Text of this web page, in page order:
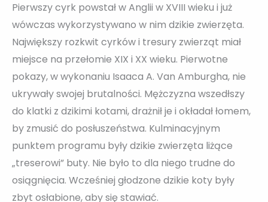
Pierwszy cyrk powstał w Anglii w XVIII wieku i już
wówczas wykorzystywano w nim dzikie zwierzęta.
Największy rozkwit cyrków i tresury zwierząt miał
miejsce na przełomie XIX i XX wieku. Pierwotne
pokazy, w wykonaniu Isaaca A. Van Amburgha, nie
ukrywały swojej brutalności. Mężczyzna wszedłszy
do klatki z dzikimi kotami, drażnił je i okładał łomem,
by zmusić do posłuszeństwa. Kulminacyjnym
punktem programu były dzikie zwierzęta liżące
„treserowi” buty. Nie było to dla niego trudne do
osiągnięcia. Wcześniej głodzone dzikie koty były
zbyt osłabione, aby się stawiać.